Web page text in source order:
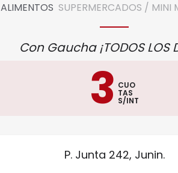
ALIMENTOS SUPERMERCADOS / MINI
Con Gaucha ¡TODOS LOS
3 CUO
TAS
S/INT
P. Junta 242, Junin.